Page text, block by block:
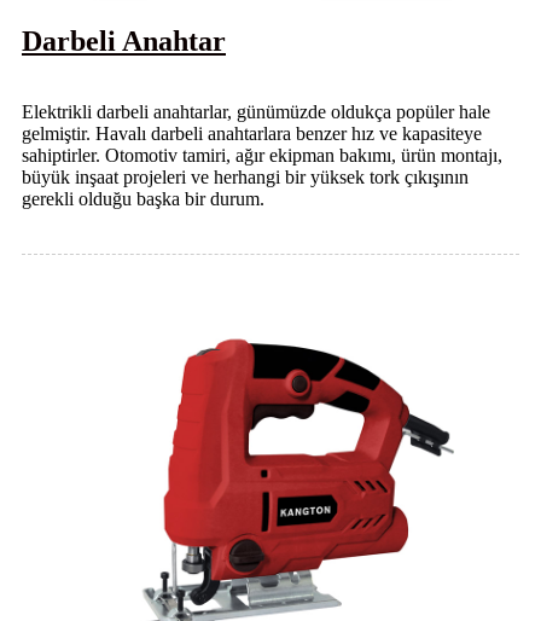
Darbeli Anahtar
Elektrikli darbeli anahtarlar, günümüzde oldukça popüler hale
gelmiştir. Havalı darbeli anahtarlara benzer hız ve kapasiteye
sahiptirler. Otomotiv tamiri, ağır ekipman bakımı, ürün montajı,
büyük inşaat projeleri ve herhangi bir yüksek tork çıkışının
gerekli olduğu başka bir durum.